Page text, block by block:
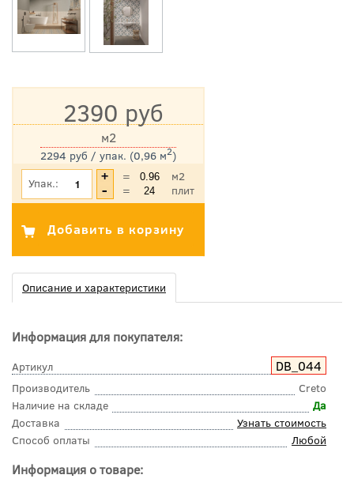
2390 руб
2294 руб / упак. (0,96 м2)
м2
*Цена указана с учетом НДС
Упак.: =
м2
=
плит
Описание и характеристики
Информация для покупателя:
Артикул DB_044
Производитель
Creto
Наличие на складе
Да
Доставка
Узнать стоимость
Способ оплаты
Любой
Информация о товаре: